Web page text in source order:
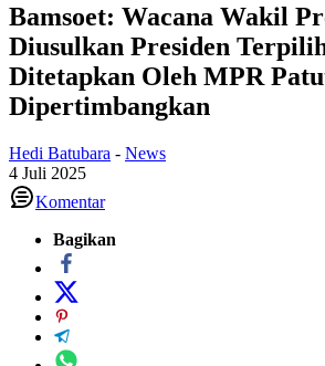
Bamsoet: Wacana Wakil
Diusulkan Presiden
Ditetapkan Oleh MPR
Dipertimbangkan
Hedi Batubara - News
4 Juli 2025
Komentar
Bagikan